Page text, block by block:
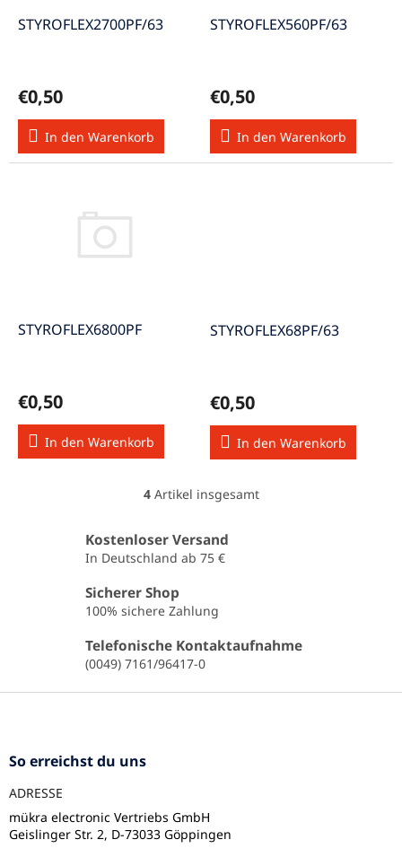
nP
u
e
STYROFLEX2700PF/63
€0,50
In den Warenkorb
STYROFLEX560PF/63
€0,50
In den Warenkorb
STYROFLEX6800PF
€0,50
In den Warenkorb
STYROFLEX68PF/63
€0,50
In den Warenkorb
S
e
u
e
l
e
m
e
n
s
t
4Artikel insgesamt
Kostenloser Versand
In Deutschland ab 75 €
Sicherer Shop
100% sichere Zahlung
Telefonische Kontaktaufnahme
(0049) 7161/96417-0
F
So erreichst du uns
ADRESSE
mükra electronic Vertriebs GmbH
Geislinger Str. 2, D-73033 Göppingen